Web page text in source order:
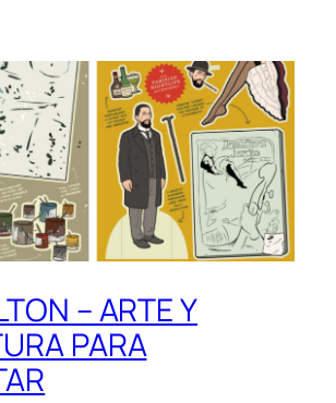
– ARTE Y
PARA